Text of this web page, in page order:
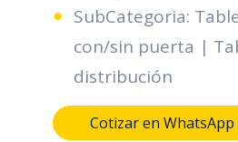
SubCategoria:
con/sin puerta |
distribución
Cotizar en WhatsApp